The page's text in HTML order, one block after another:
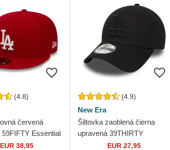
(4.8)
červená
59FIFTY Essential
Dodgers MLB
EUR 38,95
(4.9)
New Era
Šiltovka zaoblená čierna
upravená 39THIRTY
Essential Los Angeles
EUR 27,95